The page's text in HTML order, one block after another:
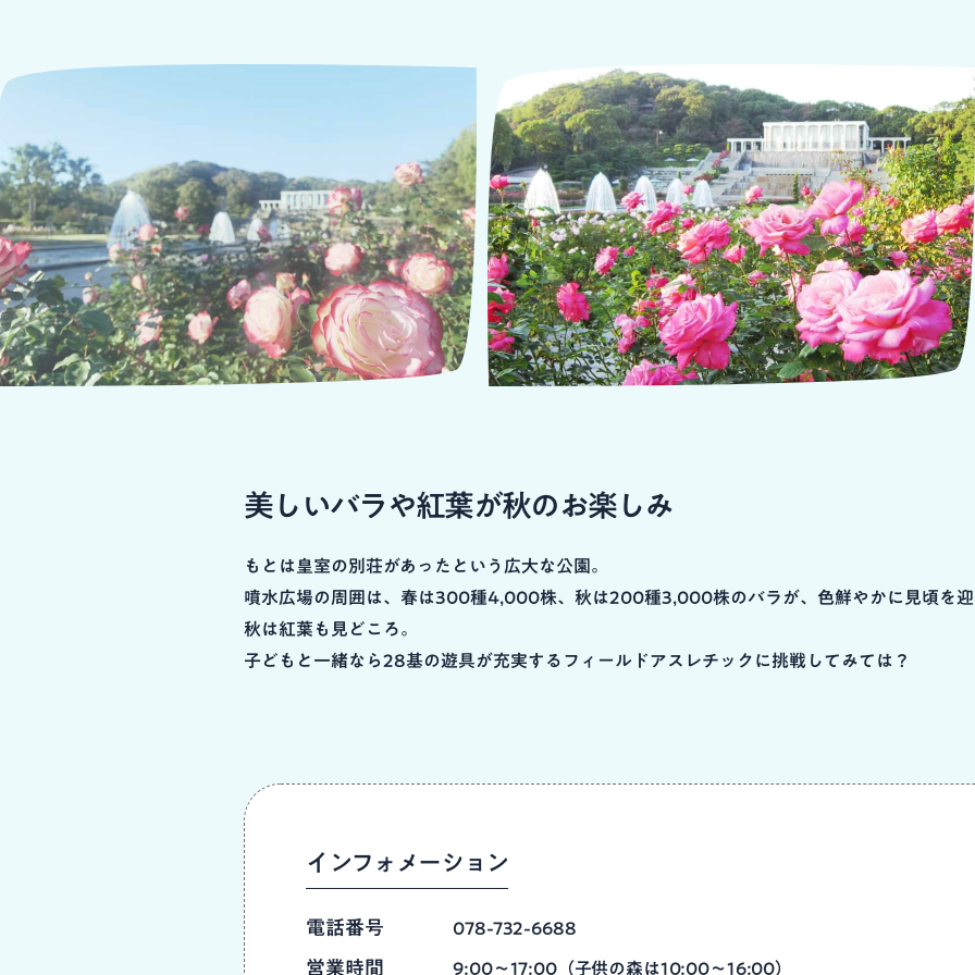
美しいバラや紅葉が秋のお楽しみ
もとは皇室の別荘があったという広大な公園。
噴水広場の周囲は、春は300種4,000株、秋は200種3,000株のバラが、色鮮やかに見頃を
秋は紅葉も見どころ。
子どもと一緒なら28基の遊具が充実するフィールドアスレチックに挑戦してみては？
インフォメーション
電話番号 078-732-6688
営業時間 9:00～17:00（子供の森は10:00～16:00）